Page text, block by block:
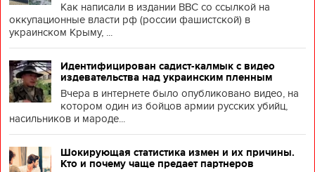
Как написали в издании BBC со ссылкой на
оккупационные власти рф (россии фашистской) в
украинском Крыму, ...
Идентифицирован садист-калмык с видео
издевательства над украинским пленным
Вчера в интернете было опубликовано видео, на
котором один из бойцов армии русских убийц,
насильников и мароде...
Шокирующая статистика измен и их причины.
Кто и почему чаще предает партнеров